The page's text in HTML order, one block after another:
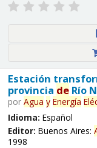
Estación
provincia deRío
por Agua y Energía
Idioma: Español
Editor: Buenos Aires:
1998